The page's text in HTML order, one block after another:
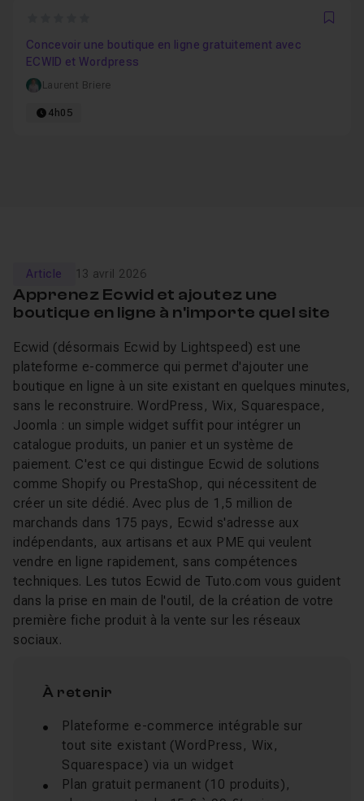
Concevoir une boutique en ligne gratuitement avec
ECWID et Wordpress
Laurent Briere
4h05
Article 13 avril 2026
Apprenez Ecwid et ajoutez une
boutique en ligne à n'importe quel site
Ecwid (désormais Ecwid by Lightspeed) est une
plateforme e-commerce qui permet d'ajouter une
boutique en ligne à un site existant en quelques minutes,
sans le reconstruire. WordPress, Wix, Squarespace,
Joomla : un simple widget suffit pour intégrer un
catalogue produits, un panier et un système de
paiement. C'est ce qui distingue Ecwid de solutions
comme Shopify ou PrestaShop, qui nécessitent de
créer un site dédié. Avec plus de 1,5 million de
marchands dans 175 pays, Ecwid s'adresse aux
indépendants, aux artisans et aux PME qui veulent
vendre en ligne rapidement, sans compétences
techniques. Les tutos Ecwid de Tuto.com vous guident
dans la prise en main de l'outil, de la création de votre
première fiche produit à la vente sur les réseaux
sociaux.
À retenir
Plateforme e-commerce intégrable sur
tout site existant (WordPress, Wix,
Squarespace) via un widget
Plan gratuit permanent (10 produits),